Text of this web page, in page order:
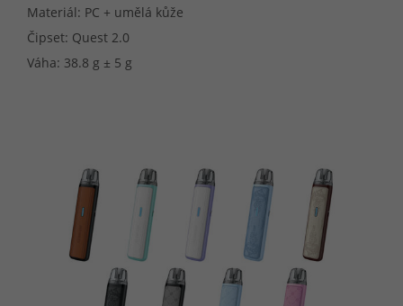
Materiál: PC + umělá kůže
Čipset: Quest 2.0
Váha: 38.8 g ± 5 g